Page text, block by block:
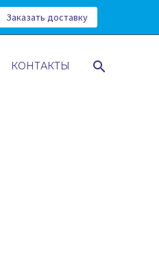
Заказать доставку
КОНТАКТЫ